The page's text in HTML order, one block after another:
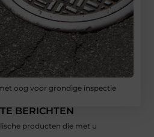
oog voor grondige inspectie
BERICHTEN
producten die met u